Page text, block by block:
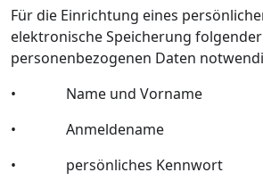
Für die Einrichtung eines
elektronische Speicherung folgender
personenbezogenen Daten
• Name und Vorname
• Anmeldename
• persönliches Kennwort